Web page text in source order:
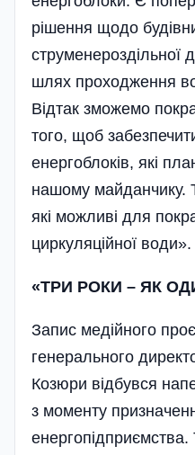
рішення щодо
струменероздільної
шлях проходження
Відтак зможемо
того, щоб
енергоблоків, які
нашому майданчику.
які можливі для
циркуляційної води».
«ТРИ РОКИ – ЯК
Запис медійного
генерального
Козюри відбувся
з моменту
енергопідприємства.